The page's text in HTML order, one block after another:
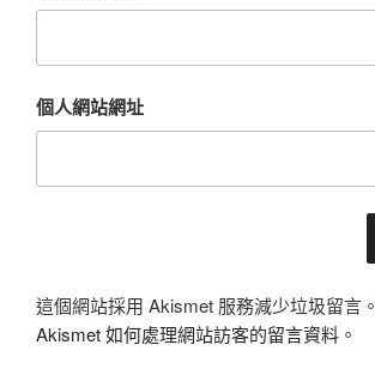
個人網站網址
這個網站採用 Akismet 服務減少垃圾留言。
Akismet 如何處理網站訪客的留言資料 。